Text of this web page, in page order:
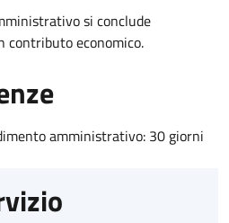
si conclude
contributo economico.
amministrativo: 30 giorni